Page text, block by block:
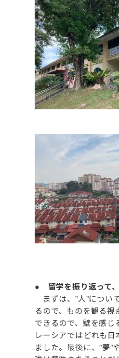
● 留学を振り返って
まずは、”人”につい
るので、ものを観る
できるので、壁を感
レーシアではどれも
ました。最後に、”夢